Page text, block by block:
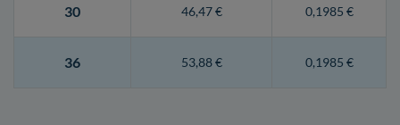
30 46,47 € 0,1985 €
36 53,88 € 0,1985 €